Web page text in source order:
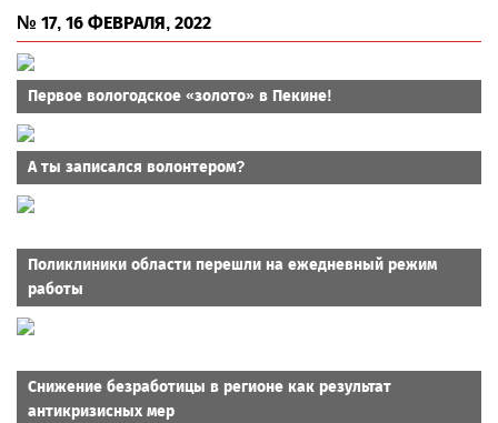
№ 17, 16 ФЕВРАЛЯ, 2022
Первое вологодское «золото» в Пекине!
А ты записался волонтером?
Поликлиники области перешли на ежедневный режим
работы
Снижение безработицы в регионе как результат
антикризисных мер